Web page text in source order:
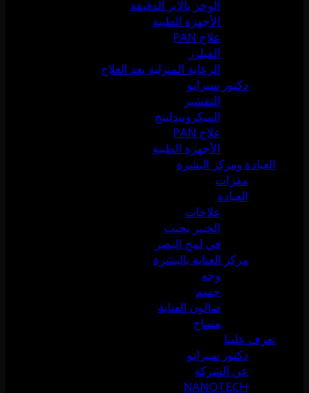
الوخز بالإبر الدقيقة
الأجهزة الطبية
علاج PAN
الفيلرز
الرعاية المنزلية بعد العلاج
دكتور سيرانو
التقشير
الميكرونيدلينج
علاج PAN
الأجهزة الطبية
العيادة ومركز البشرة
مقرات
العيادة
علاجات
الخبير يجيب
في لمح البصر
مركز العناية بالبشرة
وجه
جسم
صالون العناية
مساج
تعرف علينا
دكتور سيرانو
عن الشركة
NANOTECH